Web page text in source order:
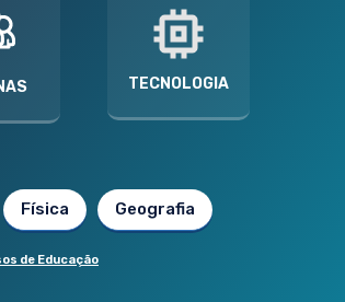
TECNOLOGIA
Física Geografia
de Educação